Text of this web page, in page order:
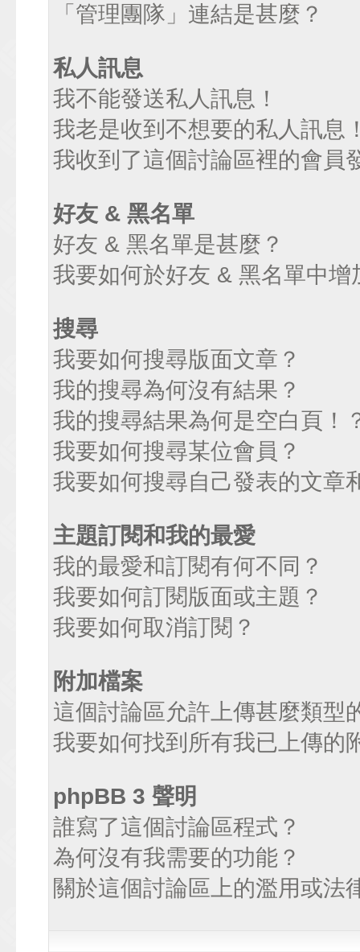
「管理團隊」連結是甚麼？
私人訊息
我不能發送私人訊息！
我老是收到不想要的私人訊息
我收到了這個討論區裡的會員
好友 & 黑名單
好友 & 黑名單是甚麼？
我要如何於好友 & 黑名單中增
搜尋
我要如何搜尋版面文章？
我的搜尋為何沒有結果？
我的搜尋結果為何是空白頁！
我要如何搜尋某位會員？
我要如何搜尋自己發表的文章
主題訂閱和我的最愛
我的最愛和訂閱有何不同？
我要如何訂閱版面或主題？
我要如何取消訂閱？
附加檔案
這個討論區允許上傳甚麼類型
我要如何找到所有我已上傳的
phpBB 3 聲明
誰寫了這個討論區程式？
為何沒有我需要的功能？
關於這個討論區上的濫用或法